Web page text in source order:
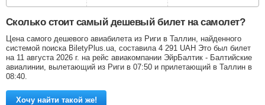
Сколько стоит самый дешевый билет на самолет?
Цена самого дешевого авиабилета из Риги в Таллин, найденного
системой поиска BiletyPlus.ua, составила 4 291 UAH Это был билет
на 11 августа 2026 г. на рейс авиакомпании ЭйрБалтик - Балтийские
авиалинии, вылетающий из Риги в 07:50 и прилетающий в Таллин в
08:40.
Хочу найти такой же!